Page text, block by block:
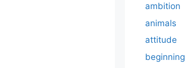
ambition
animals
attitude
beginning